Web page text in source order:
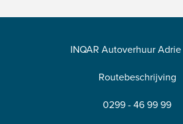
INQAR Autoverhuur
Routebeschrijving
0299 - 46 99 99